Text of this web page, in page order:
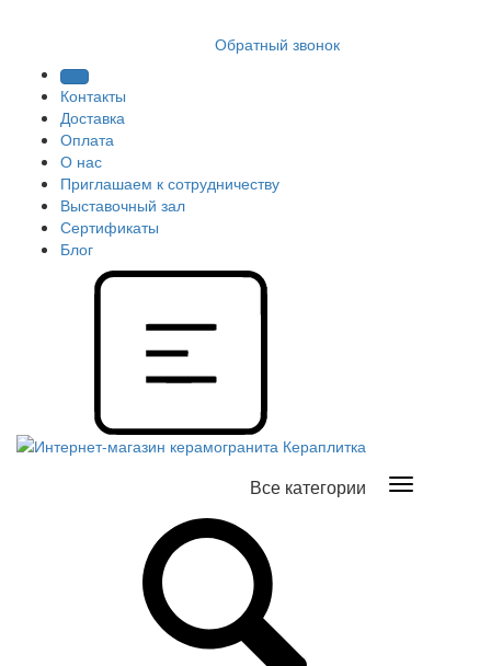
Обратный звонок
Контакты
Доставка
Оплата
О нас
Приглашаем к сотрудничеству
Выставочный зал
Сертификаты
Блог
Все категории